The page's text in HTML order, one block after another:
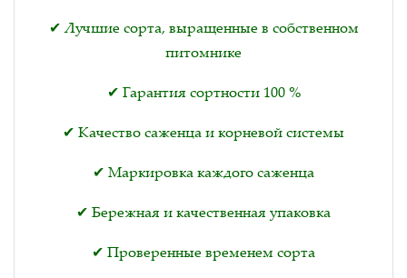
✔ Лучшие сорта, выращенные в собственном
питомнике
✔ Гарантия сортности 100 %
✔ Качество саженца и корневой системы
✔ Маркировка каждого саженца
✔ Бережная и качественная упаковка
✔ Проверенные временем сорта